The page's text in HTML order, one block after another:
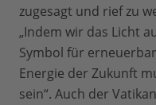
zugesagt und rief zu
„Indem wir das Licht
Symbol für
Energie der Zukunft
sein“. Auch der